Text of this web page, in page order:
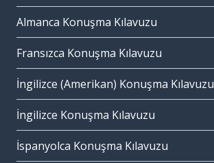
Almanca Konuşma Kılavuzu
Fransızca Konuşma Kılavuzu
İngilizce (Amerikan) Konuşma Kılavuzu
İngilizce Konuşma Kılavuzu
İspanyolca Konuşma Kılavuzu